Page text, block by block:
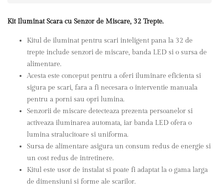
Kit Iluminat Scara cu Senzor de Miscare, 32 Trepte.
Kitul de iluminat pentru scari inteligent pana la 32 de
trepte include senzori de miscare, banda LED si o sursa de
alimentare.
Acesta este conceput pentru a oferi iluminare eficienta si
sigura pe scari, fara a fi necesara o interventie manuala
pentru a porni sau opri lumina.
Senzorii de miscare detecteaza prezenta persoanelor si
activeaza iluminarea automata, iar banda LED ofera o
lumina stralucitoare si uniforma.
Sursa de alimentare asigura un consum redus de energie si
un cost redus de intretinere.
Kitul este usor de instalat si poate fi adaptat la o gama larga
de dimensiuni si forme ale scarilor.